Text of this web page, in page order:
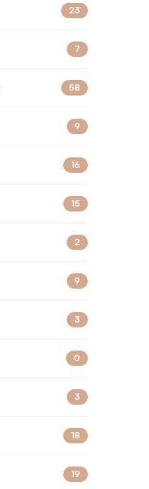
23
7
58
9
16
15
2
9
3
0
3
18
19